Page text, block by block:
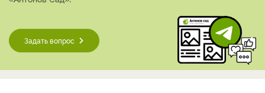
Задать вопрос